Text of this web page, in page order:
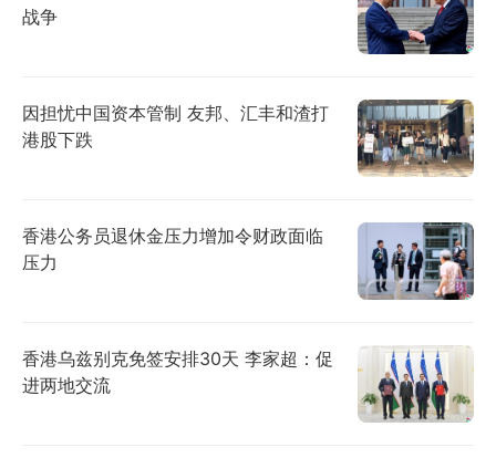
战争
因担忧中国资本管制 友邦、汇丰和渣打
港股下跌
香港公务员退休金压力增加令财政面临
压力
香港乌兹别克免签安排30天 李家超：促
进两地交流